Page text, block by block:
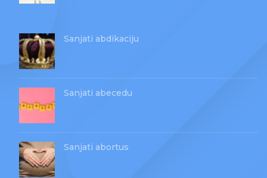
Sanjati abdikaciju
Sanjati abecedu
Sanjati abortus